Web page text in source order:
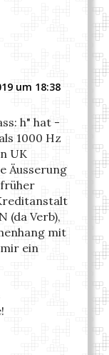
um 18:38
h" hat -
1000 Hz
UK
Äusserung
früher
(da Verb),
mit
ein